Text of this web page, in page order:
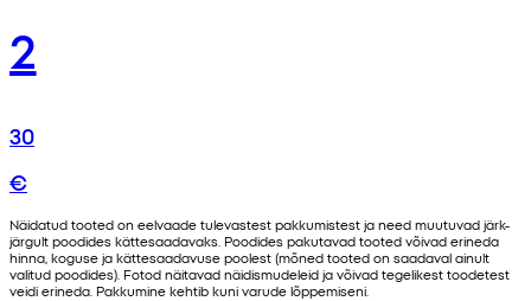
2
30
€
Näidatud tooted on eelvaade tulevastest pakkumistest ja need muutuvad järk-
järgult poodides kättesaadavaks. Poodides pakutavad tooted võivad erineda
hinna, koguse ja kättesaadavuse poolest (mõned tooted on saadaval ainult
valitud poodides). Fotod näitavad näidismudeleid ja võivad tegelikest toodetest
veidi erineda. Pakkumine kehtib kuni varude lõppemiseni.